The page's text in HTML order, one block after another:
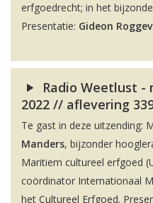
erfgoedrecht; in het
Presentatie: Gideon
Radio Weetlust -
2022 // aflevering
Te gast in deze uitzending:
Manders, bijzonder
Maritiem cultureel erfgoed
coördinator Internationaal
het Cultureel Erfgoed.